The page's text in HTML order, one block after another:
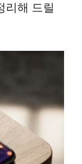
리해 드릴